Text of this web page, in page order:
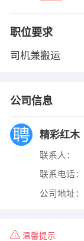
职位要求
司机兼搬运
公司信息
精彩红木
联系人：
联系电话：
公司地址：
温馨提示